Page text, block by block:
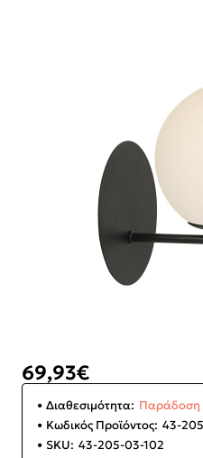
69,93€
Διαθεσιμότητα: Παράδοση
Κωδικός Προϊόντος: 43-
SKU: 43-205-03-102